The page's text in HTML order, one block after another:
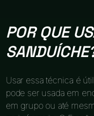
POR QUE
Usar essa técnica é
pode ser usada em
em grupo ou até